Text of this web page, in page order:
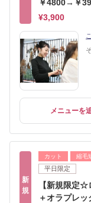
￥4800→￥
¥3,900
メニューを
新
規
カット 縮毛
平日限定
【新規限定
＋オラプレ